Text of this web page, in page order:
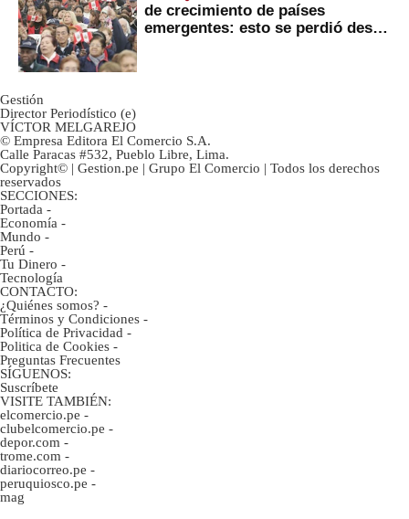
de crecimiento de países
emergentes: esto se perdió desde
Gestión
Director Periodístico (e)
VÍCTOR MELGAREJO
© Empresa Editora El Comercio S.A.
Calle Paracas #532, Pueblo Libre, Lima.
Copyright© | Gestion.pe | Grupo El Comercio | Todos los derechos
reservados
SECCIONES:
Portada -
Economía -
Mundo -
Perú -
Tu Dinero -
Tecnología
CONTACTO:
¿Quiénes somos? -
Términos y Condiciones -
Política de Privacidad -
Politica de Cookies -
Preguntas Frecuentes
SÍGUENOS:
Suscríbete
VISITE TAMBIÉN:
elcomercio.pe -
clubelcomercio.pe -
depor.com -
trome.com -
diariocorreo.pe -
peruquiosco.pe -
mag